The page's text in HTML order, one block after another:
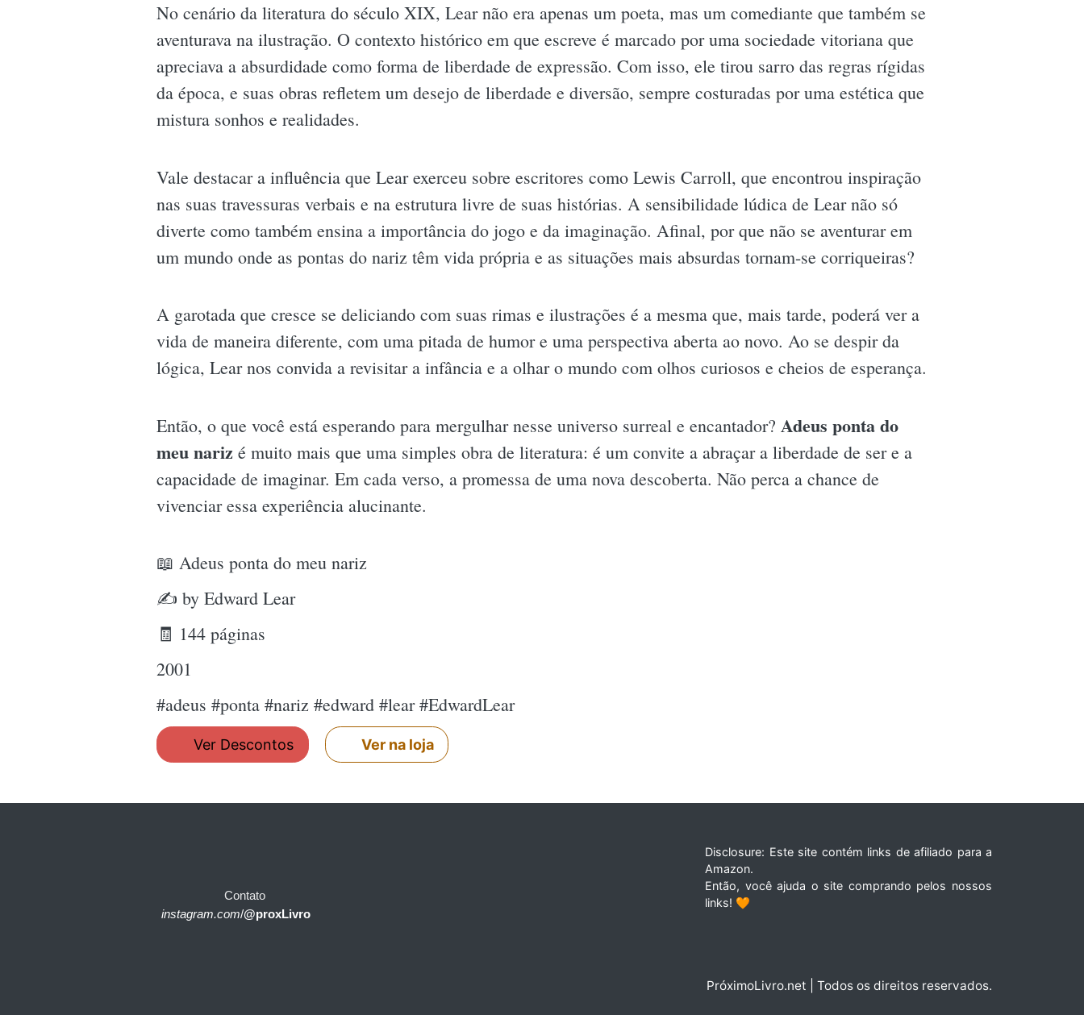
No cenário da literatura do século XIX, Lear não era apenas um poeta, mas um comediante que também se
aventurava na ilustração. O contexto histórico em que escreve é marcado por uma sociedade vitoriana que
apreciava a absurdidade como forma de liberdade de expressão. Com isso, ele tirou sarro das regras rígidas
da época, e suas obras refletem um desejo de liberdade e diversão, sempre costuradas por uma estética que
mistura sonhos e realidades.
Vale destacar a influência que Lear exerceu sobre escritores como Lewis Carroll, que encontrou inspiração
nas suas travessuras verbais e na estrutura livre de suas histórias. A sensibilidade lúdica de Lear não só
diverte como também ensina a importância do jogo e da imaginação. Afinal, por que não se aventurar em
um mundo onde as pontas do nariz têm vida própria e as situações mais absurdas tornam-se corriqueiras?
A garotada que cresce se deliciando com suas rimas e ilustrações é a mesma que, mais tarde, poderá ver a
vida de maneira diferente, com uma pitada de humor e uma perspectiva aberta ao novo. Ao se despir da
lógica, Lear nos convida a revisitar a infância e a olhar o mundo com olhos curiosos e cheios de esperança.
Então, o que você está esperando para mergulhar nesse universo surreal e encantador? Adeus ponta do
meu nariz é muito mais que uma simples obra de literatura: é um convite a abraçar a liberdade de ser e a
capacidade de imaginar. Em cada verso, a promessa de uma nova descoberta. Não perca a chance de
vivenciar essa experiência alucinante.
📖 Adeus ponta do meu nariz
✍ by Edward Lear
🧾 144 páginas
2001
#adeus #ponta #nariz #edward #lear #EdwardLear
Ver Descontos Ver na loja
Contato
instagram.com/@proxLivro
Disclosure: Este site contém links de afiliado para a
Amazon.
Então, você ajuda o site comprando pelos nossos
links! 🧡
PróximoLivro.net | Todos os direitos reservados.